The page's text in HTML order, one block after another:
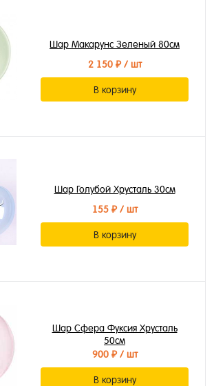
Шар Макарунс Зеленый 80см
2 150 ₽/ шт
В корзину
Шар Голубой Хрусталь 30см
155 ₽/ шт
В корзину
Шар Сфера Фуксия Хрусталь
50см
900 ₽/ шт
В корзину